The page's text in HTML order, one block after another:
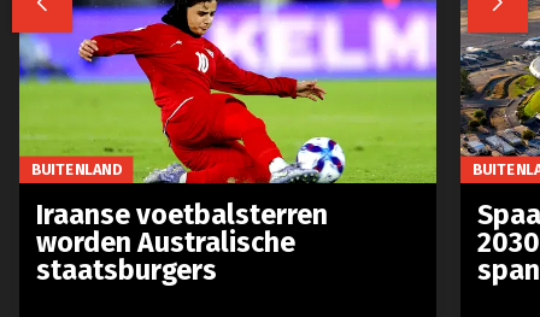
BUITENLAND
Iraanse voetbalsterren
worden Australische
staatsburgers